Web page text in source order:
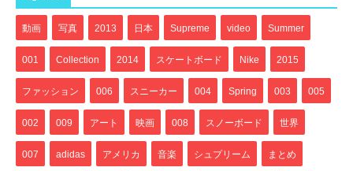
動画 写真 2013 日本 Supreme video Summer
001 Collection 2014 スケートボード Nike 2015
ファッション 006 スニーカー 004 Spring 003 005
002 009 アート 映画 008 スノーボード 世界
007 adidas アメリカ 音楽 シュプリーム まとめ